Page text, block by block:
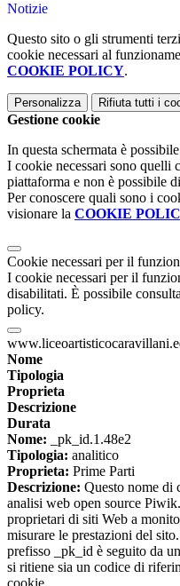
Notizie
Questo sito o gli strumenti
cookie necessari al
COOKIE POLICY.
Personalizza Rifiuta tutti i
Gestione cookie
In questa schermata è
I cookie necessari sono quelli
piattaforma e non è possibile
Per conoscere quali sono i
visionare la COOKIE
Cookie necessari per il
I cookie necessari per il
disabilitati. È possibile
policy.
Nome
Tipologia
Proprieta
Descrizione
Durata
Nome: _pk_id.1.48e2
Tipologia: analitico
Proprieta: Prime Parti
Descrizione: Questo nome di
analisi web open source
proprietari di siti Web a
misurare le prestazioni del
prefisso _pk_id è seguito da
si ritiene sia un codice di